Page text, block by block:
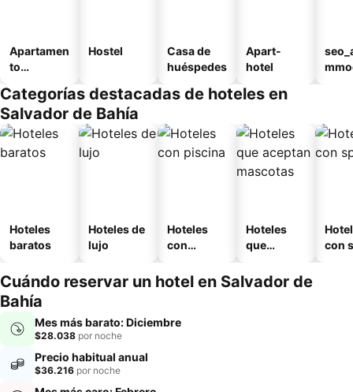
Apartamen
to
o
Hostel
Casa de
huéspedes
Apart-
hotel
Categorías destacadas de hoteles en
Salvador de Bahía
Hoteles
baratos
Hoteles de
lujo
Hoteles
con
Hoteles
que
mascotas
con
Cuándo reservar un hotel en Salvador de
Bahía
Mes más barato: Diciembre
$28.038 por noche
Precio habitual anual
$36.216 por noche